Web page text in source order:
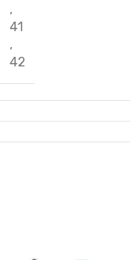
,
41
,
42